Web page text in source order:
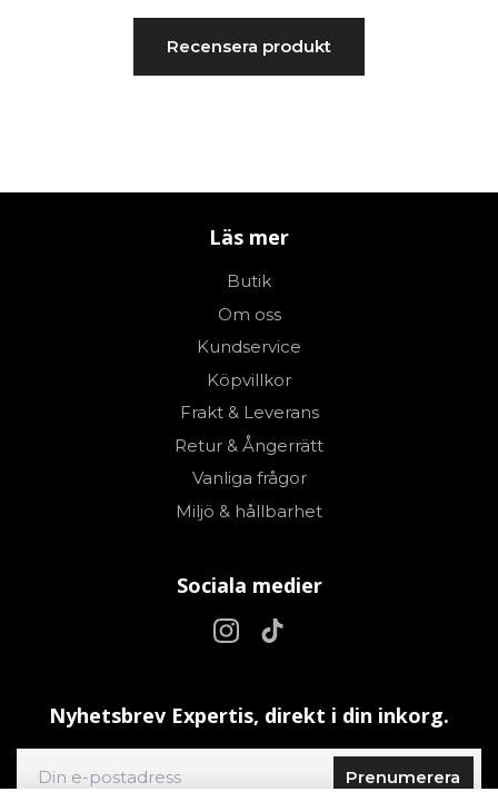
Recensera produkt
Läs mer
Butik
Om oss
Kundservice
Köpvillkor
Frakt & Leverans
Retur & Ångerrätt
Vanliga frågor
Miljö & hållbarhet
Sociala medier
Nyhetsbrev Expertis, direkt i din inkorg.
Prenumerera